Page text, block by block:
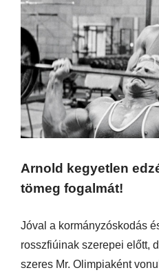
Arnold kegyetlen
tömeg fogalmát!
Jóval a kormányzóskodás
rosszfiúinak szerepei előtt,
szeres Mr. Olimpiaként